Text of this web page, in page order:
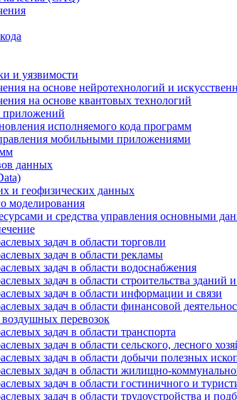
и уязвимости
на основе нейротехнологий и
на основе квантовых технологий
приложений
исполняемого кода программ
мобильными приложениями
данных
и геофизических данных
моделирования
и средства управления основными
задач в области торговли
задач в области рекламы
задач в области водоснабжения
задач в области строительства
задач в области информации и связи
задач в области финансовой
перевозок
задач в области транспорта
задач в области сельского, лесного
задач в области добычи полезных
задач в области жилищно-
задач в области гостиничного и
задач в области трудоустройства и